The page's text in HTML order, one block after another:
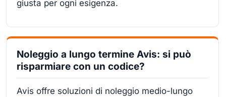
giusta per ogni esigenza.
Noleggio a lungo termine Avis: si può
risparmiare con un codice?
Avis offre soluzioni di noleggio medio-lungo